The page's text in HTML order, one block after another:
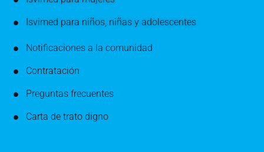
Isvimed para niños, niñas y adolescentes
Notificaciones a la comunidad
Contratación
Preguntas frecuentes
Carta de trato digno